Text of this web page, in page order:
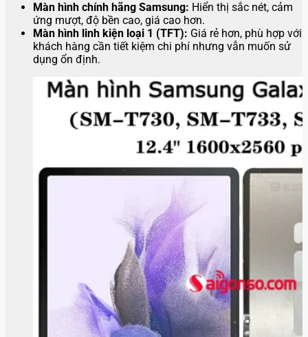
Màn hình chính hãng Samsung: Hiển thị sắc nét, cảm
ứng mượt, độ bền cao, giá cao hơn.
Màn hình linh kiện loại 1 (TFT): Giá rẻ hơn, phù hợp với
khách hàng cần tiết kiệm chi phí nhưng vẫn muốn sử
dụng ổn định.